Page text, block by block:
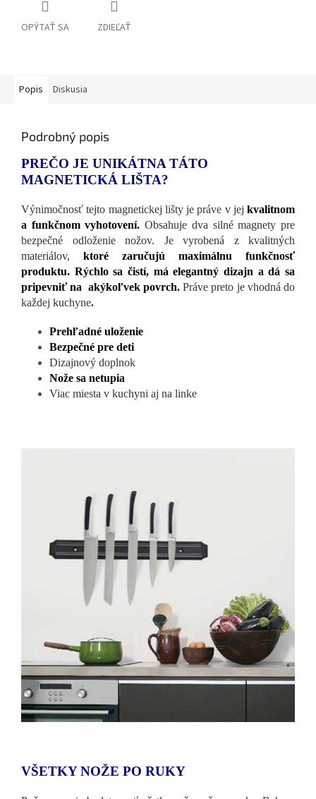
OPÝTAŤ SA ZDIEĽAŤ
Popis Diskusia
Podrobný popis
PREČO JE UNIKÁTNA TÁTO
MAGNETICKÁ LIŠTA?
Výnimočnosť tejto magnetickej lišty je práve v jej kvalitnom
a funkčnom vyhotovení.Obsahuje dva silné magnety pre
bezpečné odloženie nožov. Je vyrobená z kvalitných
materiálov,
ktoré zaručujú maximálnu funkčnosť
produktu. Rýchlo sa čistí, má elegantný dizajn a dá sa
pripevniť na akýkoľvek povrch.Práve preto je vhodná do
každej kuchyne.
Prehľadné uloženie
Bezpečné pre deti
Dizajnový doplnok
Nože sa netupia
Viac miesta v kuchyni aj na linke
VŠETKY NOŽE PO RUKY